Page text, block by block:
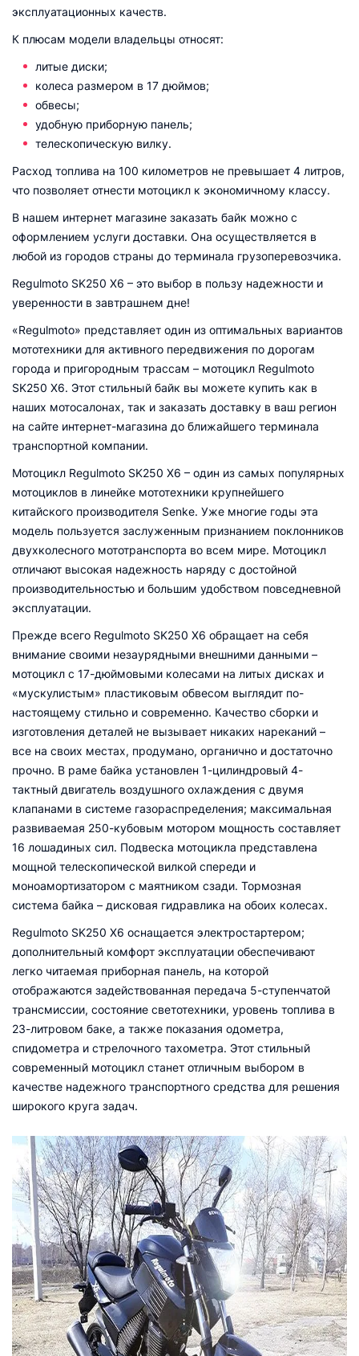
эксплуатационных качеств.
К плюсам модели владельцы относят:
литые диски;
колеса размером в 17 дюймов;
обвесы;
удобную приборную панель;
телескопическую вилку.
Расход топлива на 100 километров не превышает 4 литров,
что позволяет отнести мотоцикл к экономичному классу.
В нашем интернет магазине заказать байк можно с
оформлением услуги доставки. Она осуществляется в
любой из городов страны до терминала грузоперевозчика.
Regulmoto SK250 X6 – это выбор в пользу надежности и
уверенности в завтрашнем дне!
«Regulmoto» представляет один из оптимальных вариантов
мототехники для активного передвижения по дорогам
города и пригородным трассам – мотоцикл Regulmoto
SK250 X6. Этот стильный байк вы можете купить как в
наших мотосалонах, так и заказать доставку в ваш регион
на сайте интернет-магазина до ближайшего терминала
транспортной компании.
Мотоцикл Regulmoto SK250 X6 – один из самых популярных
мотоциклов в линейке мототехники крупнейшего
китайского производителя Senke. Уже многие годы эта
модель пользуется заслуженным признанием поклонников
двухколесного мототранспорта во всем мире. Мотоцикл
отличают высокая надежность наряду с достойной
производительностью и большим удобством повседневной
эксплуатации.
Прежде всего Regulmoto SK250 X6 обращает на себя
внимание своими незаурядными внешними данными –
мотоцикл с 17-дюймовыми колесами на литых дисках и
«мускулистым» пластиковым обвесом выглядит по-
настоящему стильно и современно. Качество сборки и
изготовления деталей не вызывает никаких нареканий –
все на своих местах, продумано, органично и достаточно
прочно. В раме байка установлен 1-цилиндровый 4-
тактный двигатель воздушного охлаждения с двумя
клапанами в системе газораспределения; максимальная
развиваемая 250-кубовым мотором мощность составляет
16 лошадиных сил. Подвеска мотоцикла представлена
мощной телескопической вилкой спереди и
моноамортизатором с маятником сзади. Тормозная
система байка – дисковая гидравлика на обоих колесах.
Regulmoto SK250 X6 оснащается электростартером;
дополнительный комфорт эксплуатации обеспечивают
легко читаемая приборная панель, на которой
отображаются задействованная передача 5-ступенчатой
трансмиссии, состояние светотехники, уровень топлива в
23-литровом баке, а также показания одометра,
спидометра и стрелочного тахометра. Этот стильный
современный мотоцикл станет отличным выбором в
качестве надежного транспортного средства для решения
широкого круга задач.